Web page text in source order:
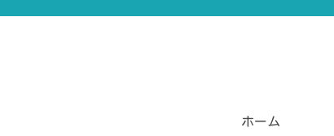
ホーム